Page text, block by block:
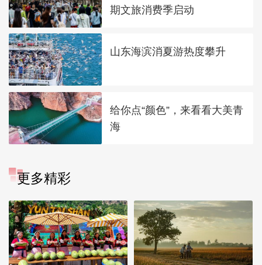
期文旅消费季启动
山东海滨消夏游热度攀升
给你点“颜色”，来看看大美青
海
更多精彩